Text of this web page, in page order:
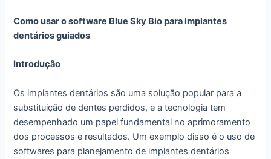
Como usar o software Blue Sky Bio para implantes
dentários guiados
Introdução
Os implantes dentários são uma solução popular para a
substituição de dentes perdidos, e a tecnologia tem
desempenhado um papel fundamental no aprimoramento
dos processos e resultados. Um exemplo disso é o uso de
softwares para planejamento de implantes dentários